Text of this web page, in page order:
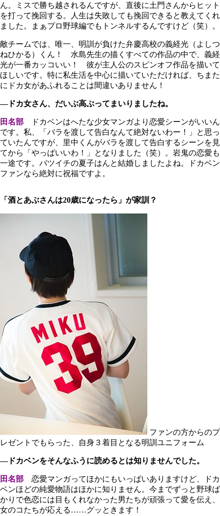
ん。ミスで勝ち越されるんですが、直後に土門さんからヒット
を打って挽回する。人生は失敗しても挽回できると教えてくれ
ました。まぁプロ野球編でもトンネルするんですけど（笑）。
敵チームでは、唯一、明訓が負けた弁慶高校の義経光（よしつ
ねひかる）くん！ 水島先生の描くすべての作品の中で、義経
光が一番カッコいい！ 彼が主人公のスピンオフ作品を描いて
ほしいです。特に私生活を中心に描いていただければ、ちまた
にドカ女があふれることは間違いありません！
―ドカ女さん、だいぶ高ぶってまいりましたね。
田名部 ドカベンはへたな少女マンガより恋愛シーンがいいん
です。私、「バラを渡して告白なんて絶対ないわー！」と思っ
ていたんですが、里中くんがバラを渡して告白するシーンを見
てから「やっぱいいわ！」となりました（笑）。岩鬼の恋愛も
一途です。バツイチの夏子はんと結婚しましたよね。ドカベン
ファンなら絶対に祝福ですよ。
「酒とあぶさんは20歳になったら」が家訓？
ファンの方からのプ
レゼントでもらった、自身３着目となる明訓ユニフォーム
―ドカベンをそんなふうに読めるとは知りませんでした。
田名部 恋愛マンガってほかにもいっぱいありますけど、ドカ
ベンほどの純愛物語はほかに知りません。今までずっと野球ば
かりで色恋には目もくれなかった男たちが頑張って愛を伝え、
女のコたちが応える……グッときます！